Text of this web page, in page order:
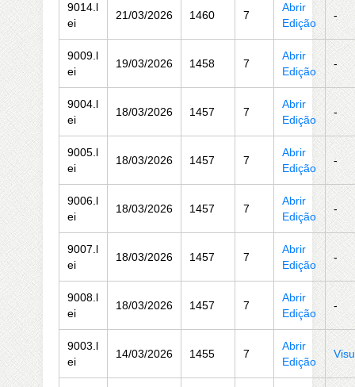
9014.l
ei
21/03/2026 1460 7
Abrir
Edição
-
9009.l
ei
19/03/2026 1458 7
Abrir
Edição
-
9004.l
ei
18/03/2026 1457 7
Abrir
Edição
-
9005.l
ei
18/03/2026 1457 7
Abrir
Edição
-
9006.l
ei
18/03/2026 1457 7
Abrir
Edição
-
9007.l
ei
18/03/2026 1457 7
Abrir
Edição
-
9008.l
ei
18/03/2026 1457 7
Abrir
Edição
-
9003.l
ei
14/03/2026 1455 7
Abrir
Edição